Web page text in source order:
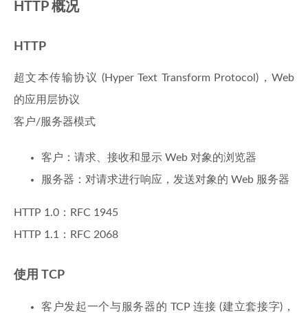
HTTP 概况
HTTP
超文本传输协议 (Hyper Text Transform Protocol)，Web
的应用层协议
客户/服务器模式
客户：请求、接收和显示 Web 对象的浏览器
服务器：对请求进行响应，发送对象的 Web 服务器
HTTP 1.0：RFC 1945
HTTP 1.1：RFC 2068
使用 TCP
客户发起一个与服务器的 TCP 连接 (建立套接字)，